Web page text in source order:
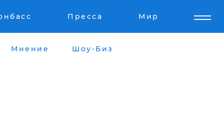
Пресса Мир
Мнение Шоу-Биз